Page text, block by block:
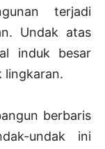
terjadi
Undak atas
induk besar
lingkaran.
berbaris
undak ini